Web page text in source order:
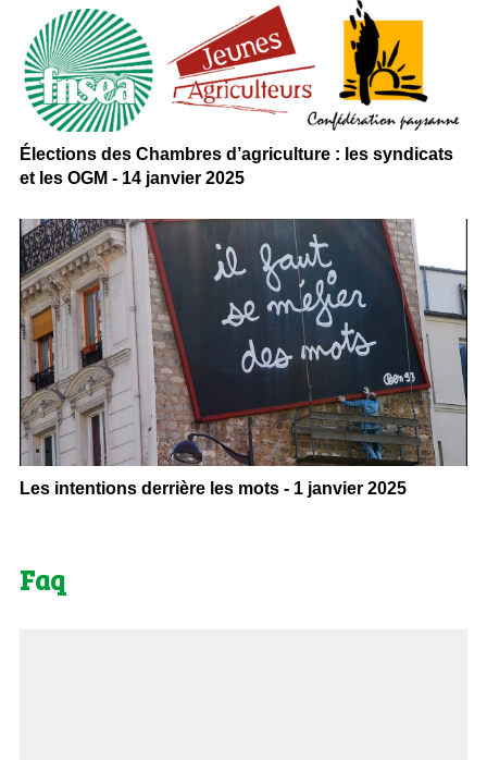
Élections des Chambres d’agriculture : les syndicats
et les OGM - 14 janvier 2025
Les intentions derrière les mots - 1 janvier 2025
Faq